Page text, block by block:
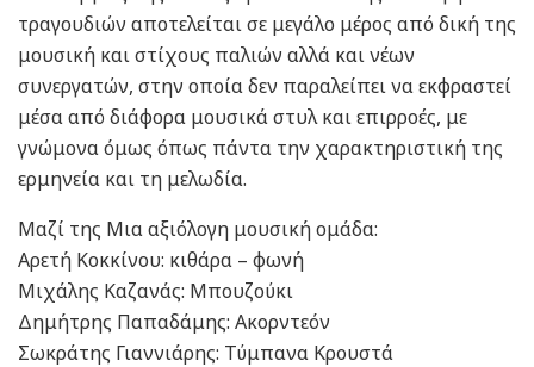
τραγουδιών αποτελείται σε μεγάλο μέρος από δική της
μουσική και στίχους παλιών αλλά και νέων
συνεργατών, στην οποία δεν παραλείπει να εκφραστεί
μέσα από διάφορα μουσικά στυλ και επιρροές, με
γνώμονα όμως όπως πάντα την χαρακτηριστική της
ερμηνεία και τη μελωδία.
Μαζί της Μια αξιόλογη μουσική ομάδα:
Αρετή Κοκκίνου: κιθάρα – φωνή
Μιχάλης Καζανάς: Μπουζούκι
Δημήτρης Παπαδάμης: Ακορντεόν
Σωκράτης Γιαννιάρης: Τύμπανα Κρουστά